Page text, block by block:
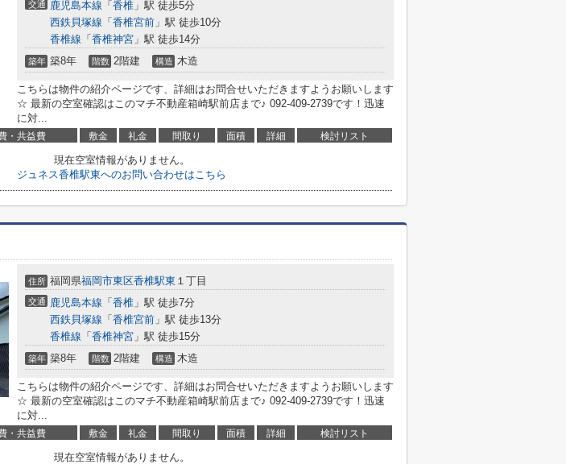
交通 鹿児島本線 「 香椎 」駅 徒歩5分
西鉄貝塚線 「 香椎宮前 」駅 徒歩10分
香椎線 「 香椎神宮 」駅 徒歩14分
築年 築8年 階数 2階建 構造 木造
こちらは物件の紹介ページです、詳細はお問合せいただきますようお願いします
☆ 最新の空室確認はこのマチ不動産箱崎駅前店まで♪ 092-409-2739です！迅速
に対...
・共益費 敷金 礼金 間取り 面積 詳細 検討リスト
現在空室情報がありません。
ジュネス香椎駅東へのお問い合わせはこちら
住所 福岡県福岡市東区香椎駅東 １丁目
交通 鹿児島本線 「 香椎 」駅 徒歩7分
西鉄貝塚線 「 香椎宮前 」駅 徒歩13分
香椎線 「 香椎神宮 」駅 徒歩15分
築年 築8年 階数 2階建 構造 木造
こちらは物件の紹介ページです、詳細はお問合せいただきますようお願いします
☆ 最新の空室確認はこのマチ不動産箱崎駅前店まで♪ 092-409-2739です！迅速
に対...
・共益費 敷金 礼金 間取り 面積 詳細 検討リスト
現在空室情報がありません。